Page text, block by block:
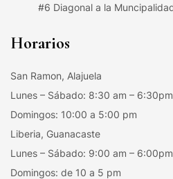
#6 Diagonal a la
Horarios
San Ramon, Alajuela
Lunes – Sábado: 8:30 am – 6:30pm
Domingos: 10:00 a 5:00 pm
Liberia, Guanacaste
Lunes – Sábado: 9:00 am – 6:00pm
Domingos: de 10 a 5 pm